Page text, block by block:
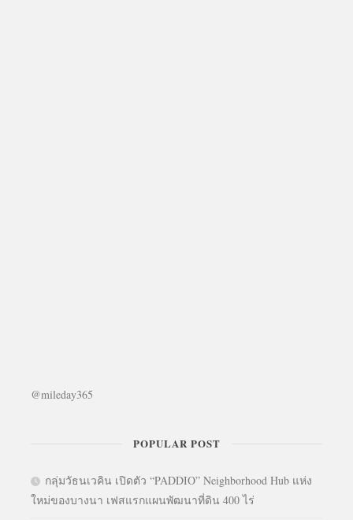
@mileday365
POPULAR POST
กลุ่มวัธนเวคิน เปิดตัว “PADDIO” Neighborhood Hub แห่ง
ใหม่ของบางนา เฟสแรกแผนพัฒนาที่ดิน 400 ไร่